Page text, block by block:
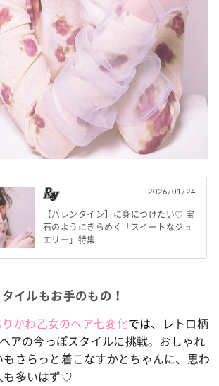
2026/01/24
【バレンタイン】に身につけたい♡ 宝
石のようにきらめく「スイートなジュ
エリー」特集
イルもお手のもの！
かわ乙女のヘア七変化では、レトロ柄
アの今っぽスタイルに挑戦。おしゃれ
さらっと着こなすかとちゃんに、思わ
も多いはず♡